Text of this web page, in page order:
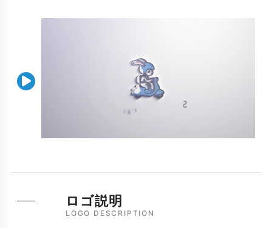

LOGO DESCRIPTION
ロゴ説明